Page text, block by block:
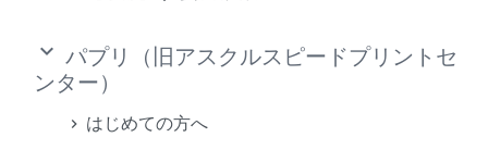
keyboard_arrow_down パプリ（旧アスクルスピードプリントセ
ンター）
はじめての方へ